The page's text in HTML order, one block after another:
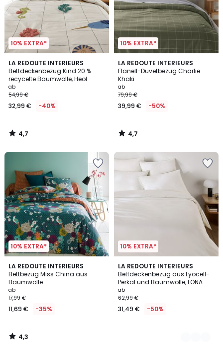
10% EXTRA*
LA REDOUTE INTERIEURS
Bettdeckenbezug Kind 20 %
recycelte Baumwolle, Heol
ab
54,99 €
32,99 € -40%
4,7
/ 5
4,7
/
10% EXTRA*
LA REDOUTE INTERIEURS
Flanell-Duvetbezug Charlie
Khaki
ab
79,99 €
39,99 € -50%
4,7
/ 5
4,7
/
10% EXTRA*
LA REDOUTE INTERIEURS
Bettbezug Miss China aus
Baumwolle
ab
17,99 €
11,69 € -35%
4,3
/ 5
4,3
/
10% EXTRA*
LA REDOUTE INTERIEURS
Bettdeckenbezug aus Lyocell-
Perkal und Baumwolle, LONA
ab
62,99 €
31,49 € -50%
2
Farben